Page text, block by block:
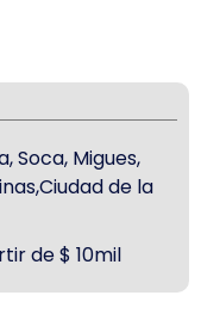
Soca, Migues,
de la
de $ 10mil